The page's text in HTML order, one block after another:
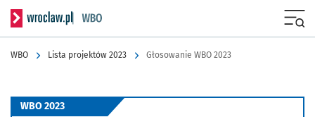
Serwis informacyjny wroclaw.pl podserwis: Wrocławski Budżet
WBO Lista projektów 2023 Głosowanie WBO 2023
WBO 2023